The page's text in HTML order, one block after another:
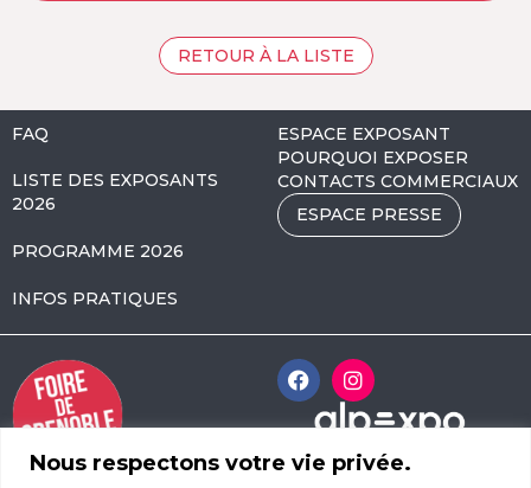
Nous respectons votre vie privée.
RETOUR À LA LISTE
FAQ
LISTE DES EXPOSANTS
2026
PROGRAMME 2026
INFOS PRATIQUES
ESPACE EXPOSANT
POURQUOI EXPOSER
CONTACTS COMMERCIAUX
ESPACE PRESSE